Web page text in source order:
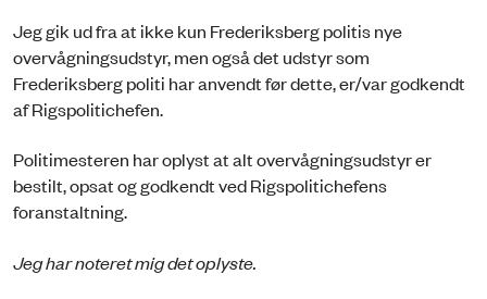
Jeg gik ud fra at ikke kun Frederiksberg politis nye
overvågningsudstyr, men også det udstyr som
Frederiksberg politi har anvendt før dette, er/var godkendt
af Rigspolitichefen.
Politimesteren har oplyst at alt overvågningsudstyr er
bestilt, opsat og godkendt ved Rigspolitichefens
foranstaltning.
Jeg har noteret mig det oplyste.